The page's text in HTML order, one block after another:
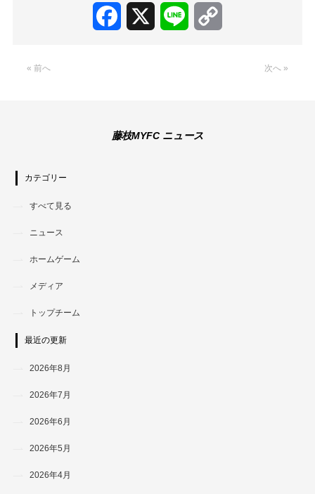
Facebook Line
« 前へ 次へ »
藤枝MYFC ニュース
カテゴリー
すべて見る
ニュース
ホームゲーム
メディア
トップチーム
最近の更新
2026年8月
2026年7月
2026年6月
2026年5月
2026年4月